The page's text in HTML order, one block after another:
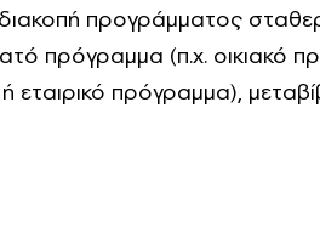
προγράμματος
πρόγραμμα (π.χ. οικιακό
εταιρικό πρόγραμμα),